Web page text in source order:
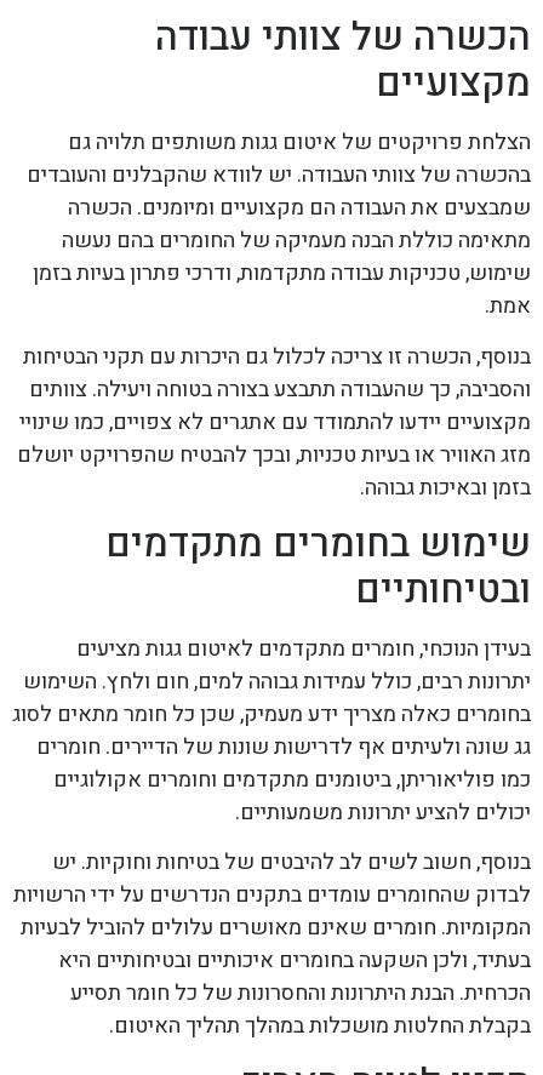
הכשרה של צוותי עבודה
מקצועיים
הצלחת פרויקטים של איטום גגות משותפים תלויה גם
בהכשרה של צוותי העבודה. יש לוודא שהקבלנים והעובדים
שמבצעים את העבודה הם מקצועיים ומיומנים. הכשרה
מתאימה כוללת הבנה מעמיקה של החומרים בהם נעשה
שימוש, טכניקות עבודה מתקדמות, ודרכי פתרון בעיות בזמן
אמת.
בנוסף, הכשרה זו צריכה לכלול גם היכרות עם תקני הבטיחות
והסביבה, כך שהעבודה תתבצע בצורה בטוחה ויעילה. צוותים
מקצועיים יידעו להתמודד עם אתגרים לא צפויים, כמו שינויי
מזג האוויר או בעיות טכניות, ובכך להבטיח שהפרויקט יושלם
בזמן ובאיכות גבוהה.
שימוש בחומרים מתקדמים
ובטיחותיים
בעידן הנוכחי, חומרים מתקדמים לאיטום גגות מציעים
יתרונות רבים, כולל עמידות גבוהה למים, חום ולחץ. השימוש
בחומרים כאלה מצריך ידע מעמיק, שכן כל חומר מתאים לסוג
גג שונה ולעיתים אף לדרישות שונות של הדיירים. חומרים
כמו פוליאוריתן, ביטומנים מתקדמים וחומרים אקולוגיים
יכולים להציע יתרונות משמעותיים.
בנוסף, חשוב לשים לב להיבטים של בטיחות וחוקיות. יש
לבדוק שהחומרים עומדים בתקנים הנדרשים על ידי הרשויות
המקומיות. חומרים שאינם מאושרים עלולים להוביל לבעיות
בעתיד, ולכן השקעה בחומרים איכותיים ובטיחותיים היא
הכרחית. הבנת היתרונות והחסרונות של כל חומר תסייע
בקבלת החלטות מושכלות במהלך תהליך האיטום.